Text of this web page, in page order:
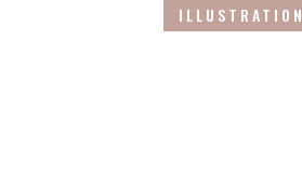
ILLUSTRATION